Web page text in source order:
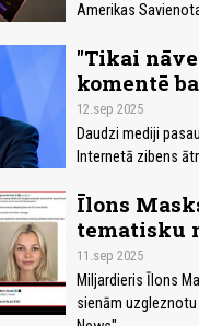
Amerikas
"Tikai
komentē
12.sep 2025
Daudzi mediji
Internetā zibens
Īlons
tematisku
11.sep 2025
Miljardieris Īlons
sienām